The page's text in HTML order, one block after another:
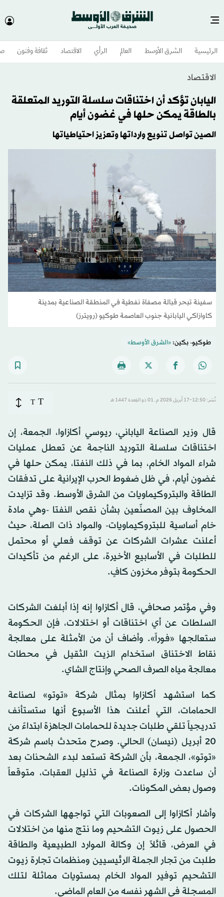
الرئيسية الشرق الأوسط​ العالم الرأي الاقتصاد ثقافة وفنون
الاقتصاد
اليابان تؤكد أن اختناقات سلسلة التوريد المتعلقة
بالطاقة يمكن حلها في غضون أيام
الصين تواصل تنويع وارداتها وتعزيز احتياطياتها
سفينة تبحر قبالة مصفاة نفطية في المنطقة الصناعية بمدينة
كاوازاكي اليابانية جنوب العاصمة طوكيو (رويترز)
طوكيو- بكين:«الشرق الأوسط»
نُشر: 12:50-17 أبريل 2026 م ـ 01 ذو القِعدة 1447 هـ T
T
قال وزير الصناعة الياباني، ريوسي أكازاوا، الجمعة، إن
اختناقات سلسلة التوريد الناجمة عن تعطل عمليات
شراء المواد الخام، بما في ذلك النفتا، يمكن حلها في
غضون أيام، في ظل ضغوط الحرب الإيرانية على تدفقات
الطاقة والبتروكيماويات من الشرق الأوسط. وقد تزايدت
المخاوف بين المصنّعين بشأن نقص النفتا -وهي مادة
خام أساسية للبتروكيماويات- والمواد ذات الصلة، حيث
أعلنت عشرات الشركات عن توقف فعلي أو محتمل
للطلبات في الأسابيع الأخيرة، على الرغم من تأكيدات
الحكومة بتوفر مخزون كافٍ.
وفي مؤتمر صحافي، قال أكازاوا إنه إذا أبلغت الشركات
السلطات عن أي اختناقات أو اختلالات، فإن الحكومة
ستعالجها «فوراً». وأضاف أن من الأمثلة على معالجة
نقاط الاختناق استخدام الزيت الثقيل في محطات
معالجة مياه الصرف الصحي وإنتاج الشاي.
كما استشهد أكازاوا بمثال شركة «توتو» لصناعة
الحمامات، التي أعلنت هذا الأسبوع أنها ستستأنف
تدريجياً تلقي طلبات جديدة للحمامات الجاهزة ابتداءً من
20 أبريل (نيسان) الحالي. وصرح متحدث باسم شركة
«توتو»، الجمعة، بأن الشركة تستعد لبدء الشحنات بعد
أن ساعدت وزارة الصناعة في تذليل العقبات، متوقعاً
وصول بعض المكونات.
وأشار أكازاوا إلى الصعوبات التي تواجهها الشركات في
الحصول على زيوت التشحيم وما نتج منها من اختلالات
في العرض، قائلاً إن وكالة الموارد الطبيعية والطاقة
طلبت من تجار الجملة الرئيسيين ومنظمات تجارة زيوت
التشحيم توفير المواد الخام بمستويات مماثلة لتلك
المسجلة في الشهر نفسه من العام الماضي.